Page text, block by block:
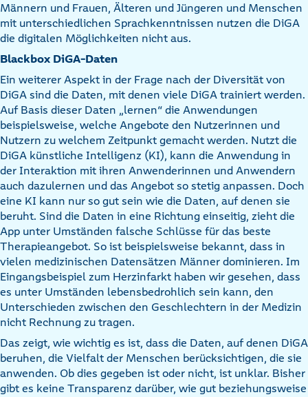
Männern und Frauen, Älteren und Jüngeren und Menschen
mit unterschiedlichen Sprachkenntnissen nutzen die DiGA
die digitalen Möglichkeiten nicht aus.
Blackbox DiGA-Daten
Ein weiterer Aspekt in der Frage nach der Diversität von
DiGA sind die Daten, mit denen viele DiGA trainiert werden.
Auf Basis dieser Daten „lernen“ die Anwendungen
beispielsweise, welche Angebote den Nutzerinnen und
Nutzern zu welchem Zeitpunkt gemacht werden. Nutzt die
DiGA künstliche Intelligenz (KI), kann die Anwendung in
der Interaktion mit ihren Anwenderinnen und Anwendern
auch dazulernen und das Angebot so stetig anpassen. Doch
eine KI kann nur so gut sein wie die Daten, auf denen sie
beruht. Sind die Daten in eine Richtung einseitig, zieht die
App unter Umständen falsche Schlüsse für das beste
Therapieangebot. So ist beispielsweise bekannt, dass in
vielen medizinischen Datensätzen Männer dominieren. Im
Eingangsbeispiel zum Herzinfarkt haben wir gesehen, dass
es unter Umständen lebensbedrohlich sein kann, den
Unterschieden zwischen den Geschlechtern in der Medizin
nicht Rechnung zu tragen.
Das zeigt, wie wichtig es ist, dass die Daten, auf denen DiGA
beruhen, die Vielfalt der Menschen berücksichtigen, die sie
anwenden. Ob dies gegeben ist oder nicht, ist unklar. Bisher
gibt es keine Transparenz darüber, wie gut beziehungsweise